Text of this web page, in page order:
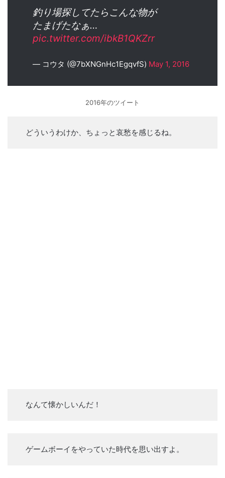
釣り場探してたらこんな物が
たまげたなぁ…
pic.twitter.com/ibkB1QKZrr
— コウタ (@7bXNGnHc1EgqvfS) May 1, 2016
2016年のツイート
どういうわけか、ちょっと哀愁を感じるね。
なんて懐かしいんだ！
ゲームボーイをやっていた時代を思い出すよ。